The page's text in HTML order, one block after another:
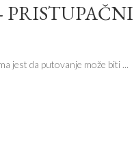
PRISTUPAČNI
jest da putovanje može biti ...